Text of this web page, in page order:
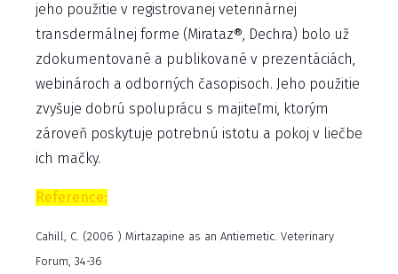
jeho použitie v registrovanej veterinárnej
transdermálnej forme (Mirataz®, Dechra) bolo už
zdokumentované a publikované v prezentáciách,
webinároch a odborných časopisoch. Jeho použitie
zvyšuje dobrú spoluprácu s majiteľmi, ktorým
zároveň poskytuje potrebnú istotu a pokoj v liečbe
ich mačky.
Reference:
Cahill, C. (2006 ) Mirtazapine as an Antiemetic. Veterinary
Forum, 34-36